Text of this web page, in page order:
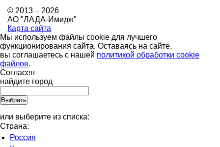
© 2013 – 2026
АО "ЛАДА-Имидж"
Карта сайта
Мы используем файлы cookie для лучшего
функционирования сайта. Оставаясь на сайте,
вы соглашаетесь с нашей политикой обработки cookie
файлов.
Согласен
найдите город
или выберите из списка:
Страна:
Россия